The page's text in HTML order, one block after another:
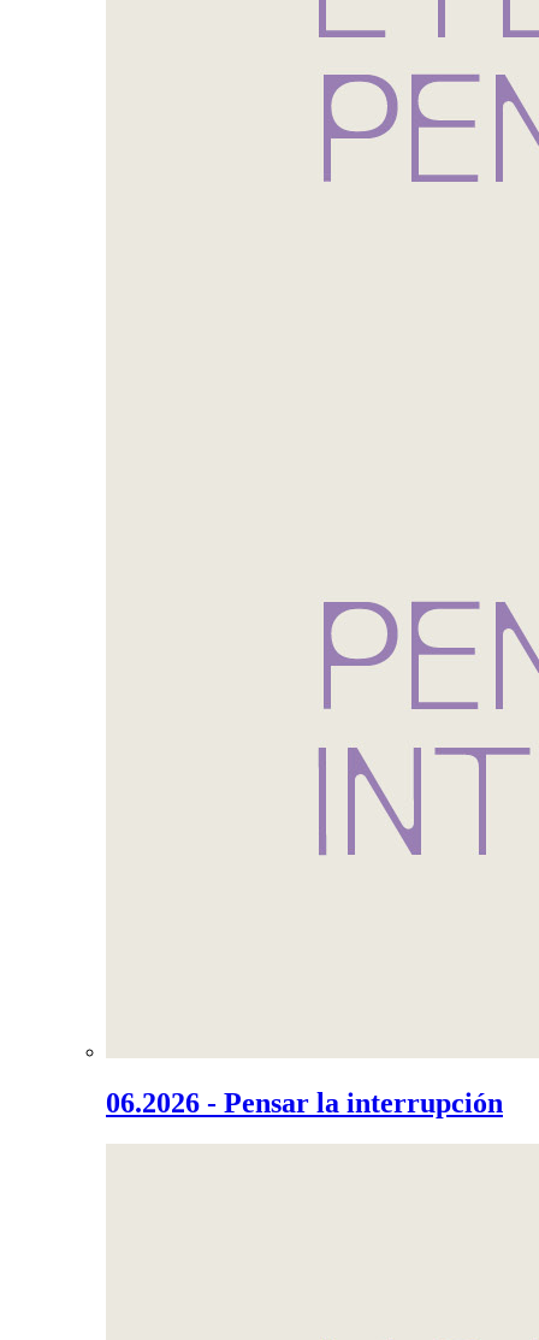
06.2026 - Pensar la interrupción